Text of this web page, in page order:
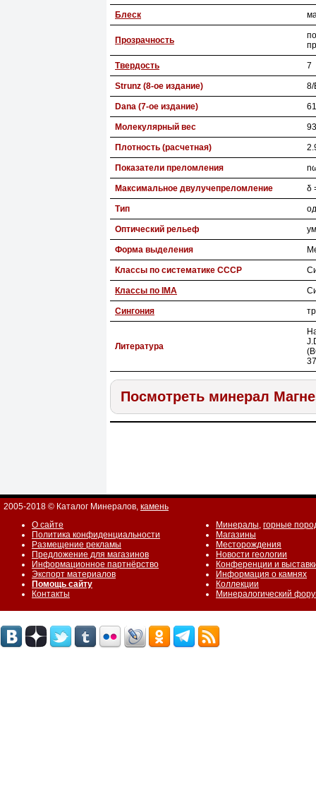
Блеск
Прозрачность
Твердость 7
Strunz (8-ое издание) 8/
Dana (7-ое издание)
Молекулярный вес
Плотность (расчетная)
Показатели преломления
Максимальное двулучепреломление δ
Тип
Оптический рельеф
Форма выделения
Классы по систематике СССР
Классы по IMA
Сингония
Литература
Посмотреть минерал
2005-2018 © Каталог Минералов, камень
О сайте
Политика конфиденциальности
Размещение рекламы
Предложение для магазинов
Информационное партнёрство
Экспорт материалов
Помощь сайту
Контакты
Минералы, горные
Магазины
Месторождения
Новости геологии
Конференции и
Информация о камнях
Коллекции
Минералогический